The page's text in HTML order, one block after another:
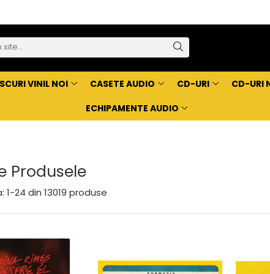
VINIL NOI CASETE AUDIO CD-URI CD-URI
ECHIPAMENTE AUDIO
Produsele
1-24 din 13019 produse